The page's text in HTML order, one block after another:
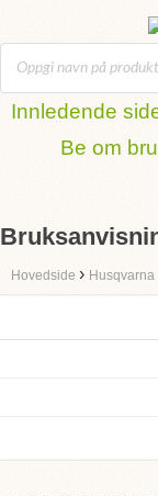
Innledende
Be om
Hovedside › Husqvarna